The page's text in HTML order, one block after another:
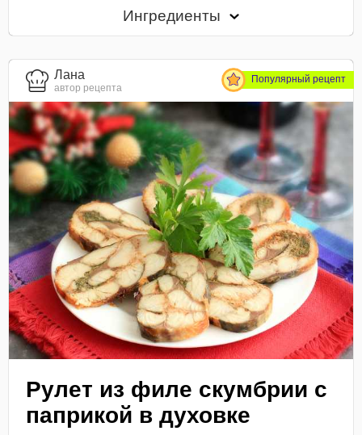
Ингредиенты
Лана
автор рецепта
Популярный рецепт
Рулет из филе скумбрии с
паприкой в духовке